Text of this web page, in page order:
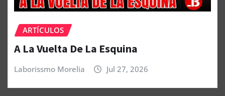
ARTÍCULOS
A La Vuelta De La Esquina
Laborissmo Morelia Jul 27, 2026